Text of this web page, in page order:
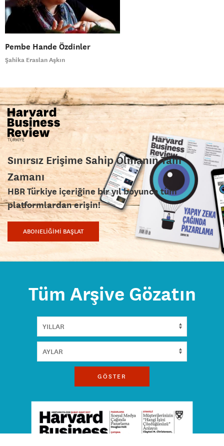
Pembe Hande Özdinler
Şahika Eraslan Aşkın
Sınırsız Erişime Sahip Olmanın Tam
Zamanı
HBR Türkiye içeriğine bir yıl boyunca tüm
platformlardan erişin!
ABONELİĞİMİ BAŞLAT
Tüm Arşive Gözatın
GÖSTER